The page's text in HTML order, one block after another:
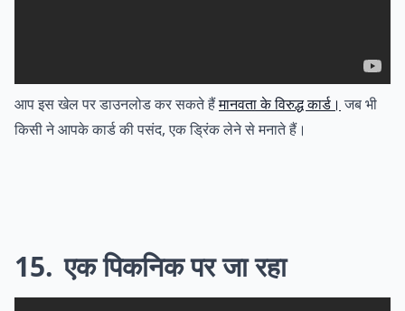
आप इस खेल पर डाउनलोड कर सकते हैंमानवता के विरुद्ध कार्ड। जब भी
किसी ने आपके कार्ड की पसंद, एक ड्रिंक लेने से मनाते हैं।
15 एक पिकनिक पर जा रहा